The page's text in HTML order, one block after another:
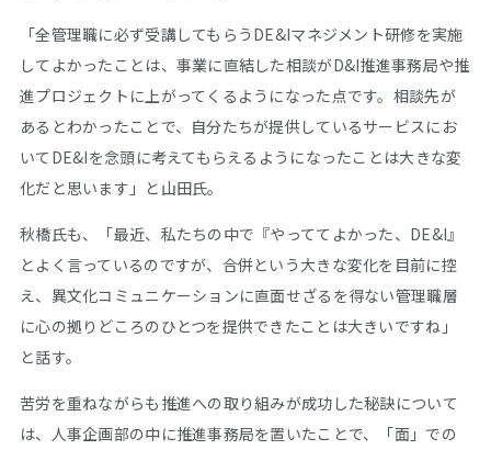
「全管理職に必ず受講してもらうDE&Iマネジメント研修を実施
してよかったことは、事業に直結した相談がD&I推進事務局や推
進プロジェクトに上がってくるようになった点です。相談先が
あるとわかったことで、自分たちが提供しているサービスにお
いてDE&Iを念頭に考えてもらえるようになったことは大きな変
化だと思います」と山田氏。
秋橋氏も、「最近、私たちの中で『やっててよかった、DE&I』
とよく言っているのですが、合併という大きな変化を目前に控
え、異文化コミュニケーションに直面せざるを得ない管理職層
に心の拠りどころのひとつを提供できたことは大きいですね」
と話す。
苦労を重ねながらも推進への取り組みが成功した秘訣について
は、人事企画部の中に推進事務局を置いたことで、「面」での